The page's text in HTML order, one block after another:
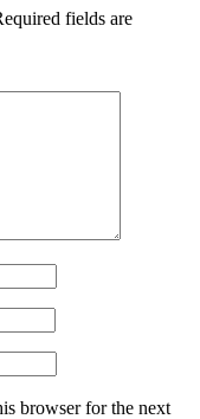
fields are
browser for the next